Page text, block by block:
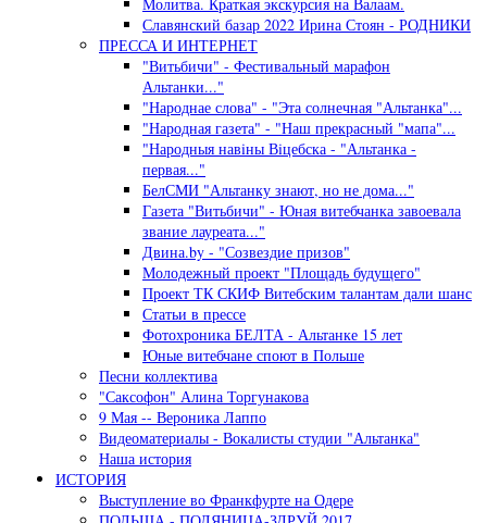
Славянский базар 2022 Ирина Стоян - РОДНИКИ
ПРЕССА И ИНТЕРНЕТ
"Витьбичи" - Фестивальный марафон
Альтанки..."
"Народнае слова" - "Эта солнечная "Альтанка"...
"Народная газета" - "Наш прекрасный "мапа"...
"Народныя навiны Вiцебска - "Альтанка -
первая..."
БелСМИ "Альтанку знают, но не дома..."
Газета "Витьбичи" - Юная витебчанка завоевала
звание лауреата..."
Двина.by - "Созвездие призов"
Молодежный проект "Площадь будущего"
Проект ТК СКИФ Витебским талантам дали шанс
Статьи в прессе
Фотохроника БЕЛТА - Альтанке 15 лет
Юные витебчане споют в Польше
Песни коллектива
"Саксофон" Алина Торгунакова
9 Мая -- Вероника Лаппо
Видеоматериалы - Вокалисты студии "Альтанка"
Наша история
ИСТОРИЯ
Выступление во Франкфурте на Одере